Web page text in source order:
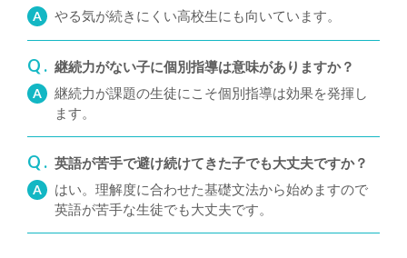
A やる気が続きにくい高校生にも向いています。
Q . 継続力がない子に個別指導は意味がありますか？
A
継続力が課題の生徒にこそ個別指導は効果を発揮し
ます。
Q . 英語が苦手で避け続けてきた子でも大丈夫ですか？
A
はい。理解度に合わせた基礎文法から始めますので
英語が苦手な生徒でも大丈夫です。